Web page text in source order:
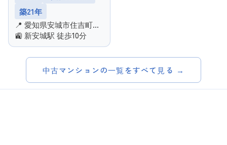
築21年
📍 愛知県安城市住吉町２
丁目
🚉 新安城駅 徒歩10分
中古マンションの一覧をすべて見る →